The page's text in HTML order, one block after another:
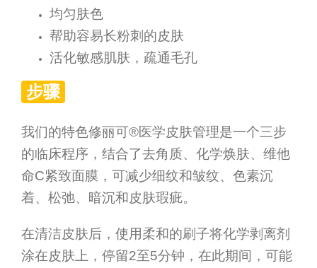
均匀肤色
帮助容易长粉刺的皮肤
活化敏感肌肤，疏通毛孔
步骤
我们的特色修丽可®医学皮肤管理是一个三步
的临床程序，结合了去角质、化学焕肤、维他
命C紧致面膜，可减少细纹和皱纹、色素沉
着、松弛、暗沉和皮肤瑕疵。
在清洁皮肤后，使用柔和的刷子将化学剥离剂
涂在皮肤上，停留2至5分钟，在此期间，可能